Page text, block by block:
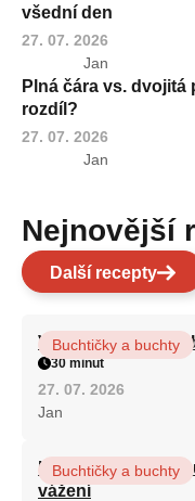
všední den
27. 07. 2026
Jan
Plná čára vs. dvojitá
rozdíl?
27. 07. 2026
Jan
Nejnovější
Další recepty
Vláčná olejová litá
Buchtičky a buchty
30 minut
27. 07. 2026
Jan
Hrnková maková
vážení
Buchtičky a buchty